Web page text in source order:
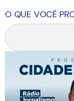
O QUE VOCÊ